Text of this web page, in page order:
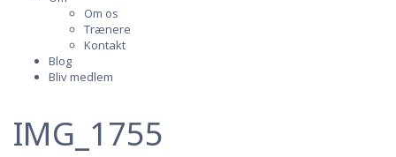
Om os
Trænere
Kontakt
Blog
Bliv medlem
IMG_1755